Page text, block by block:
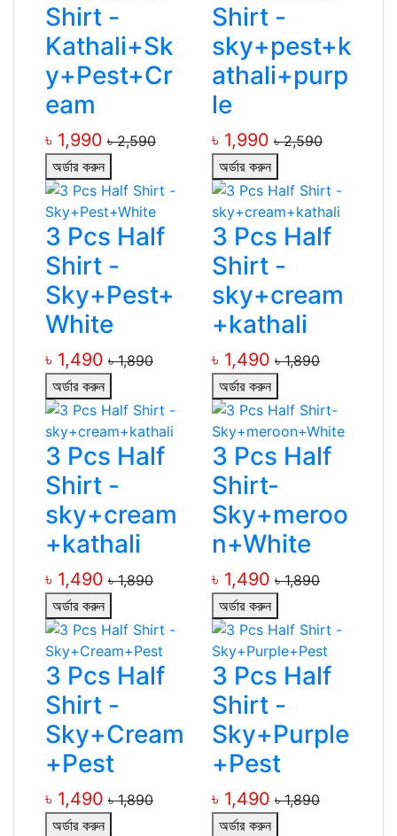
Shirt -
Kathali+Sk
y+Pest+Cr
eam
৳ 1,990 ৳ 2,590
অর্ডার করুন
Shirt -
sky+pest+k
athali+purp
le
৳ 1,990 ৳ 2,590
অর্ডার করুন
3 Pcs Half
Shirt -
Sky+Pest+
White
৳ 1,490 ৳ 1,890
অর্ডার করুন
3 Pcs Half
Shirt -
sky+cream
+kathali
৳ 1,490 ৳ 1,890
অর্ডার করুন
3 Pcs Half
Shirt -
sky+cream
+kathali
৳ 1,490 ৳ 1,890
অর্ডার করুন
3 Pcs Half
Shirt-
Sky+meroo
n+White
৳ 1,490 ৳ 1,890
অর্ডার করুন
3 Pcs Half
Shirt -
Sky+Cream
+Pest
৳ 1,490 ৳ 1,890
অর্ডার করুন
3 Pcs Half
Shirt -
Sky+Purple
+Pest
৳ 1,490 ৳ 1,890
অর্ডার করুন